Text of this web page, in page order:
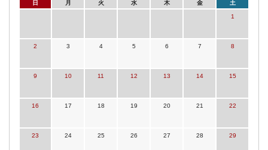
日 月 火 水 木 金 土
1
2 3 4 5 6 7 8
9 10 11 12 13 14 15
16 17 18 19 20 21 22
23 24 25 26 27 28 29